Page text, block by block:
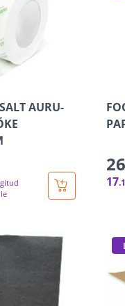
AURU-
26
17